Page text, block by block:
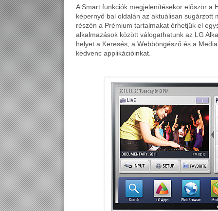
A Smart funkciók megjelenítésekor először a
képernyő bal oldalán az aktuálisan sugárzott
részén a Prémium tartalmakat érhetjük el
alkalmazások között válogathatunk az LG
helyet a Keresés, a Webböngésző és a
kedvenc applikációinkat.